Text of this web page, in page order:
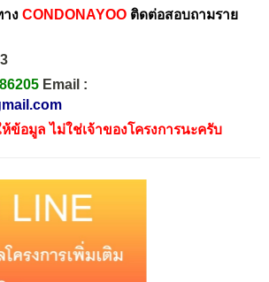
ง CONDONAYOO ติดต่อสอบถามราย
Email :
ห้ข้อมูล ไม่ใช่เจ้าของโครงการนะครับ